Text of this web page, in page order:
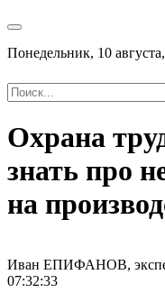
Понедельник, 10
Охрана
знать про
на
Иван ЕПИФАНОВ,
07:32:33